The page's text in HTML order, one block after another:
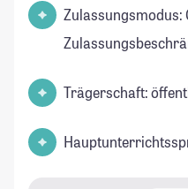
Zulassungsmodus:
Trägerschaft: